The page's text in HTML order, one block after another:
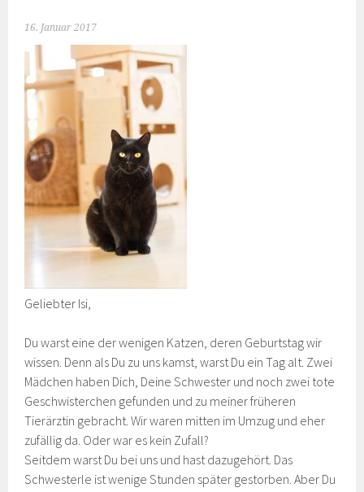
16. Januar 2017
Geliebter Isi,
Du warst eine der wenigen Katzen, deren Geburtstag wir
wissen. Denn als Du zu uns kamst, warst Du ein Tag alt. Zwei
Mädchen haben Dich, Deine Schwester und noch zwei tote
Geschwisterchen gefunden und zu meiner früheren
Tierärztin gebracht. Wir waren mitten im Umzug und eher
zufällig da. Oder war es kein Zufall?
Seitdem warst Du bei uns und hast dazugehört. Das
Schwesterle ist wenige Stunden später gestorben. Aber Du